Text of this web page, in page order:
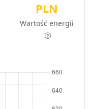
PLN
Wartość energii